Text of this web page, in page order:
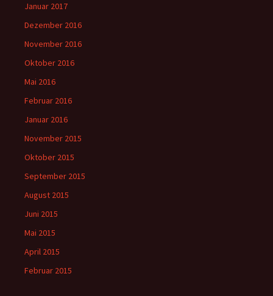
Januar 2017
Dezember 2016
November 2016
Oktober 2016
Mai 2016
Februar 2016
Januar 2016
November 2015
Oktober 2015
September 2015
August 2015
Juni 2015
Mai 2015
April 2015
Februar 2015